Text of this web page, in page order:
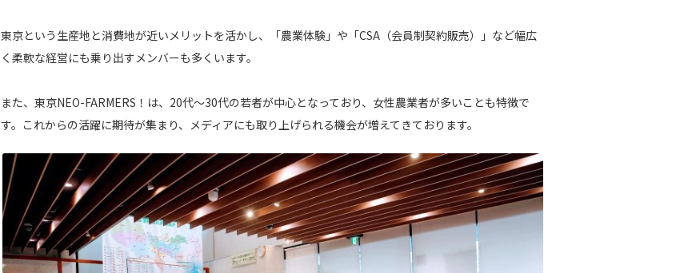
東京という生産地と消費地が近いメリットを活かし、「農業体験」や「CSA（会員制契約販売）」など幅広
く柔軟な経営にも乗り出すメンバーも多くいます。
また、東京NEO-FARMERS！は、20代～30代の若者が中心となっており、女性農業者が多いことも特徴で
す。これからの活躍に期待が集まり、メディアにも取り上げられる機会が増えてきております。